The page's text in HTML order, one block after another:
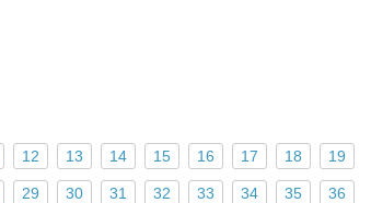
12 13 14 15 16 17 18 19
29 30 31 32 33 34 35 36